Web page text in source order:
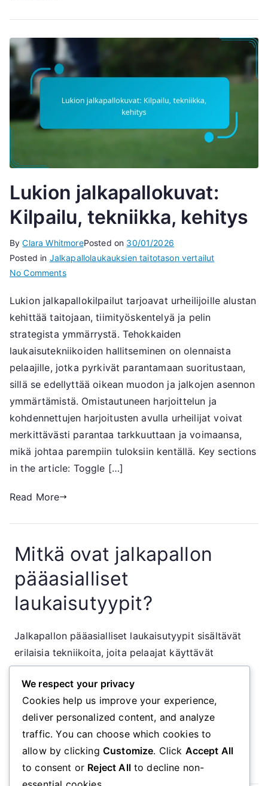
Lukion jalkapallokuvat:
Kilpailu, tekniikka, kehitys
ByClara WhitmorePosted on 30/01/2026
Posted in Jalkapallolaukauksien taitotason vertailut
No Commentson
jalkapallokuvat:
Kilpailu,
tekniikka,
kehitys
Lukion jalkapallokilpailut tarjoavat urheilijoille alustan
kehittää taitojaan, tiimityöskentelyä ja pelin
strategista ymmärrystä. Tehokkaiden
laukaisutekniikoiden hallitseminen on olennaista
pelaajille, jotka pyrkivät parantamaan suoritustaan,
sillä se edellyttää oikean muodon ja jalkojen asennon
ymmärtämistä. Omistautuneen harjoittelun ja
kohdennettujen harjoitusten avulla urheilijat voivat
merkittävästi parantaa tarkkuuttaan ja voimaansa,
mikä johtaa parempiin tuloksiin kentällä. Key sections
in the article: Toggle […]
Read More
Mitkä ovat jalkapallon
pääasialliset
laukaisutyypit?
Jalkapallon pääasialliset laukaisutyypit sisältävät
erilaisia tekniikoita, joita pelaajat käyttävät
iskeäkseen palloa kohti maalia. Jokaisella tyypillä
on omat ainutlaatuiset ominaisuutensa ja niitä
käytetään eri tilanteissa ottelun aikana.
▾
We respect your privacy
Cookies help us improve your experience,
deliver personalized content, and analyze
traffic. You can choose which cookies to
allow by clicking Customize. Click Accept All
to consent or Reject Allto decline non-